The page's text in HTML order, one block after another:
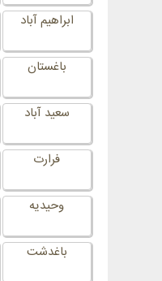
ابراهیم آباد
باغستان
سعید آباد
فرارت
وحیدیه
باغدشت